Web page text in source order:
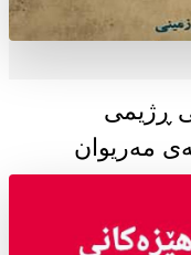
ڕژیمی
مەریوان